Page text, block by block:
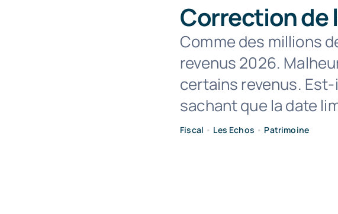
Correction de
Comme des millions
revenus 2026.
certains revenus.
sachant que la date
Fiscal • Les Echos • Patrimoine